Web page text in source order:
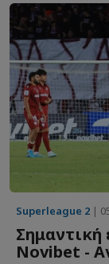
Superleague 2 |
Σημαντική
Νovibet -